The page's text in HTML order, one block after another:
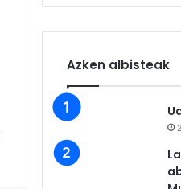
Azken albisteak